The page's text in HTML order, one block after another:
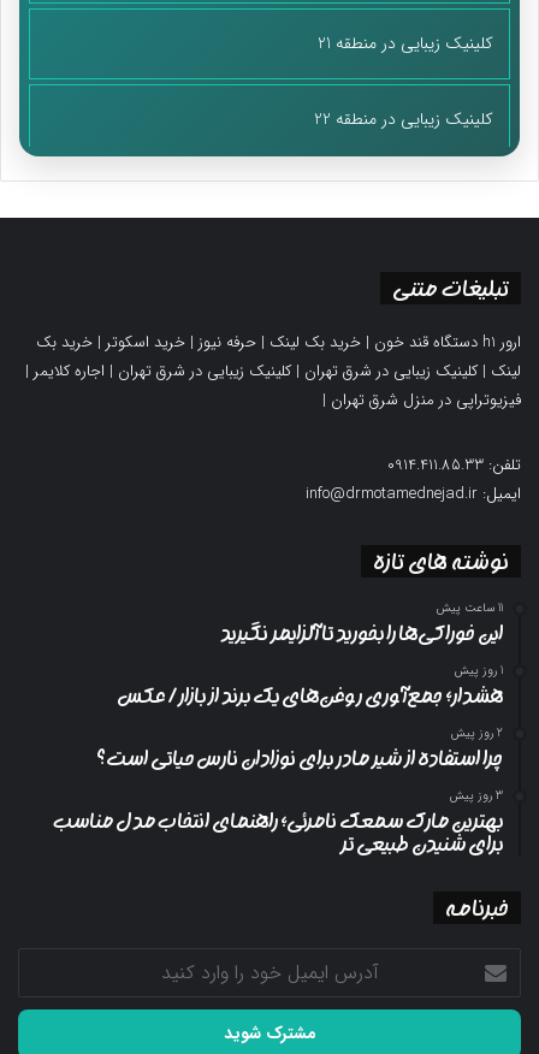
کلینیک زیبایی در منطقه 21
کلینیک زیبایی در منطقه 22
تبلیغات متنی
ارور h1 دستگاه قند خون | خرید بک لینک | حرفه نیوز | خرید اسکوتر | خرید بک
لینک |کلینیک زیبایی در شرق تهران |کلینیک زیبایی در شرق تهران | اجاره کلایمر |
فیزیوتراپی در منزل شرق تهران |
تلفن: 0914.411.85.33
ایمیل: info@drmotamednejad.ir
نوشته های تازه
11 ساعت پیش
این خوراکی‌ها را بخورید تا آلزایمر نگیرید
1 روز پیش
هشدار؛ جمع‌آوری روغن‌های یک برند از بازار/ عکس
2 روز پیش
چرا استفاده از شیر مادر برای نوزادان نارس حیاتی است؟
3 روز پیش
بهترین مارک سمعک نامرئی؛ راهنمای انتخاب مدل مناسب
برای شنیدن طبیعی تر
خبرنامه
آدرس
ایمیل
خود